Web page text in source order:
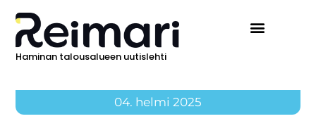
Haminan talousalueen uutislehti
04. helmi 2025